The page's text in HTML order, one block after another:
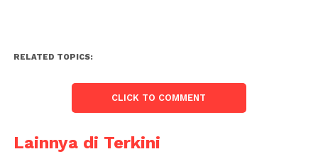
RELATED TOPICS:
CLICK TO COMMENT
Lainnya di Terkini